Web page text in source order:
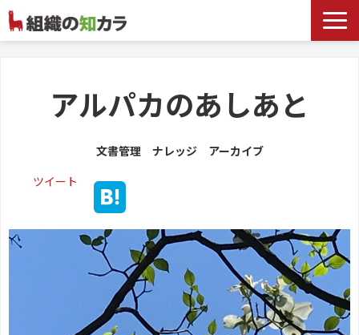
お役立ち記事
記事カテゴリ一覧
お客様事例
アルパカのあしあと
文書管理 ナレッジ アーカイブ
ツイート